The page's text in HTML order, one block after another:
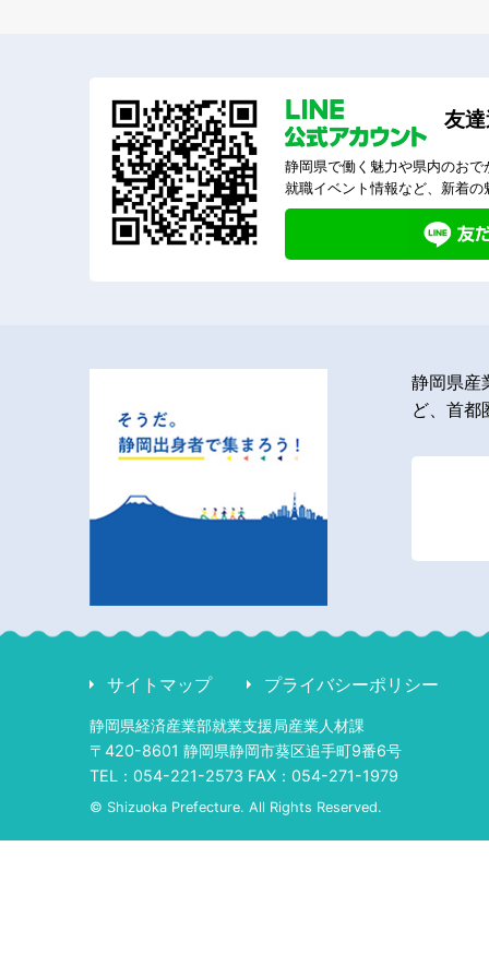
友
静岡県で働く魅力や県内のおで
就職イベント情報など、新着
静岡県産
ど、首都
サイトマップ プライバシーポリシー
静岡県経済産業部就業支援局産業人材課
〒420-8601 静岡県静岡市葵区追手町9番6号
TEL：054-221-2573 FAX：054-271-1979
© Shizuoka Prefecture. All Rights Reserved.